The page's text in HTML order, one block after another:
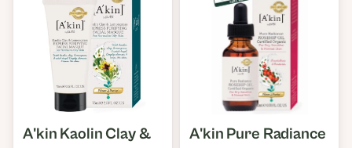
A'kin Kaolin Clay &
A'kin Pure Radiance